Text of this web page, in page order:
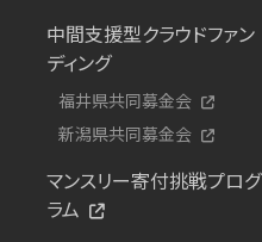
中間支援型クラウドファン
ディング
福井県共同募金会
新潟県共同募金会
マンスリー寄付挑戦プログ
ラム